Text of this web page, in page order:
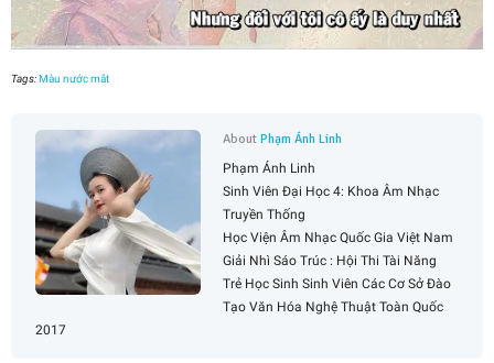
Tags:Màu nước mắt
AboutPhạm Ánh Linh
Phạm Ánh Linh
Sinh Viên Đại Học 4: Khoa Âm Nhạc
Truyền Thống
Học Viện Âm Nhạc Quốc Gia Việt Nam
Giải Nhì Sáo Trúc : Hội Thi Tài Năng
Trẻ Học Sinh Sinh Viên Các Cơ Sở Đào
Tạo Văn Hóa Nghệ Thuật Toàn Quốc
2017